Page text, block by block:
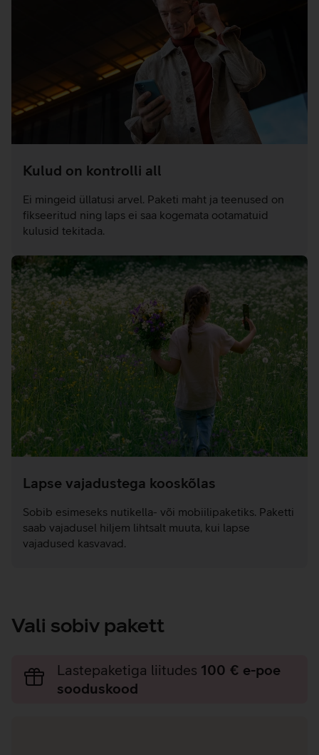
Kulud on kontrolli all
Ei mingeid üllatusi arvel. Paketi maht ja teenused on
fikseeritud ning laps ei saa kogemata ootamatuid
kulusid tekitada.
Lapse vajadustega kooskõlas
Sobib esimeseks nutikella- või mobiilipaketiks. Paketti
saab vajadusel hiljem lihtsalt muuta, kui lapse
vajadused kasvavad.
Vali sobiv pakett
Lastepaketiga liitudes 100 € e-poe
sooduskood